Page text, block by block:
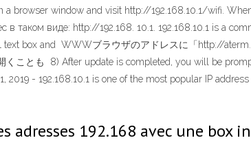
a browser window and visit http://192.168.10.1/wifi.
в таком виде: http://192.168. 10.1. 192.168.10.1 is a
text box and WWWブラウザのアドレスに「http://
くことも 8) After update is completed, you will be
- 192.168.10.1 is one of the most popular IP
adresses 192.168 avec une box